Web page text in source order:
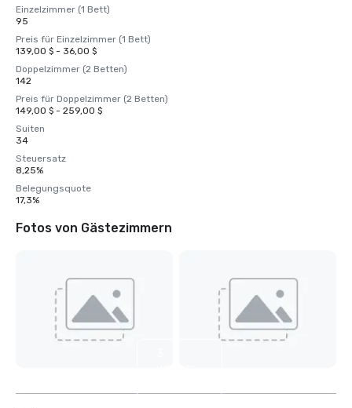
Einzelzimmer (1 Bett)
95
Preis für Einzelzimmer (1 Bett)
139,00 $ - 36,00 $
Doppelzimmer (2 Betten)
142
Preis für Doppelzimmer (2 Betten)
149,00 $ - 259,00 $
Suiten
34
Steuersatz
8,25%
Belegungsquote
17,3%
Fotos von Gästezimmern